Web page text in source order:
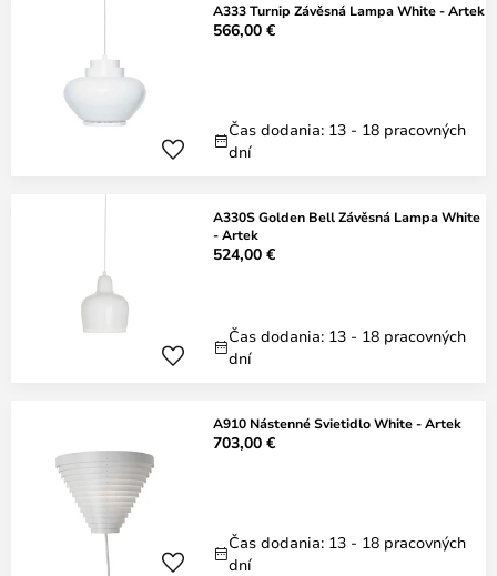
A333 Turnip Závěsná Lampa White - Artek
566,00 €
Čas dodania: 13 - 18 pracovných
dní
A330S Golden Bell Závěsná Lampa White
- Artek
524,00 €
Čas dodania: 13 - 18 pracovných
dní
A910 Nástenné Svietidlo White - Artek
703,00 €
Čas dodania: 13 - 18 pracovných
dní